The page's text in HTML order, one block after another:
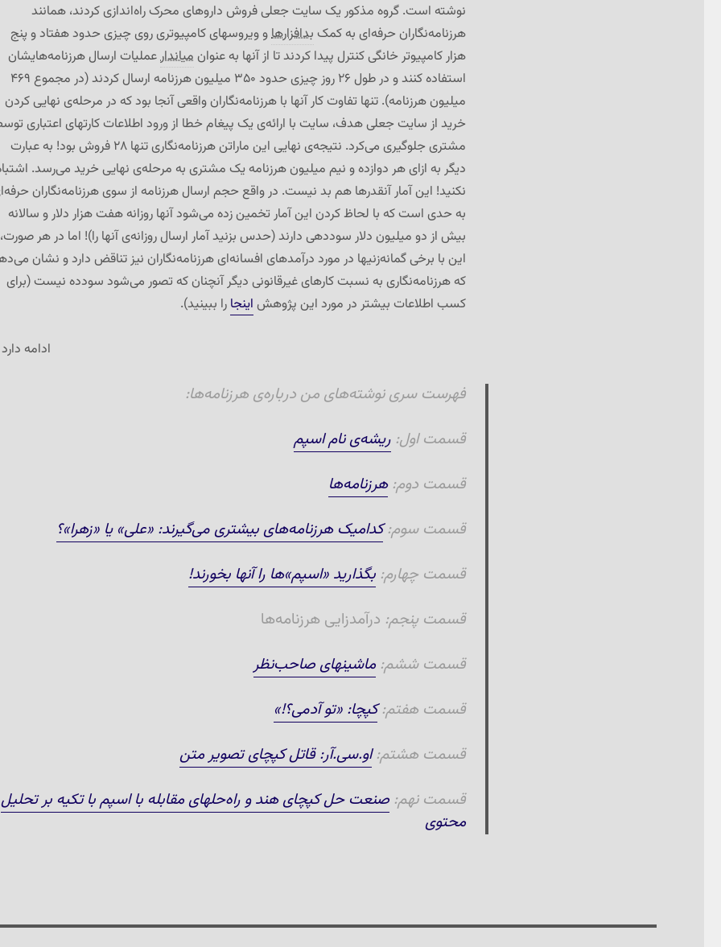
نوشته است. گروه مذکور یک سایت جعلی فروش داروهای محرک راه‌اندازی کردند، همانند
هرزنامه‌نگاران حرفه‌ای به کمک بدافزارهاو ویروسهای کامپیوتری روی چیزی حدود هفتاد و پنج
هزار کامپیوتر خانگی کنترل پیدا کردند تا از آنها به عنوان میاندارعملیات ارسال هرزنامه‌هایشان
استفاده کنند و در طول ۲۶ روز چیزی حدود ۳۵۰ میلیون هرزنامه ارسال کردند (در مجموع ۴۶۹
میلیون هرزنامه). تنها تفاوت کار آنها با هرزنامه‌نگاران واقعی آنجا بود که در مرحله‌ی نهایی کردن
خرید از سایت جعلی هدف، سایت با ارائه‌ی یک پیغام خطا از ورود اطلاعات کارتهای اعتباری
مشتری جلوگیری می‌کرد. نتیجه‌ی نهایی این ماراتن هرزنامه‌نگاری تنها ۲۸ فروش بود! به عبارت
دیگر به ازای هر دوازده و نیم میلیون هرزنامه یک مشتری به مرحله‌ی نهایی خرید می‌رسد.
نکنید! این آمار آنقدرها هم بد نیست. در واقع حجم ارسال هرزنامه از سوی هرزنامه‌نگاران
به حدی است که با لحاظ کردن این آمار تخمین زده می‌شود آنها روزانه هفت هزار دلار و سالانه
بیش از دو میلیون دلار سوددهی دارند (حدس بزنید آمار ارسال روزانه‌ی آنها را)! اما در هر صورت،
این با برخی گمانه‌زنیها در مورد درآمدهای افسانه‌ای هرزنامه‌نگاران نیز تناقض دارد و نشان
که هرزنامه‌نگاری به نسبت کارهای غیرقانونی دیگر آنچنان که تصور می‌شود سودده نیست (برای
کسب اطلاعات بیشتر در مورد این پژوهش اینجا را ببینید).
ادامه
فهرست سری نوشته‌های من درباره‌ی هرزنامه‌ها:
قسمت اول: ریشه‌ی نام اسپم
قسمت دوم:هرزنامه‌ها
قسمت سوم:کدامیک هرزنامه‌های بیشتری می‌گیرند: «علی» یا «زهرا»؟
قسمت چهارم: بگذارید «اسپم»ها را آنها بخورند!
قسمت پنجم: درآمدزایی هرزنامه‌ها
قسمت ششم: ماشینهای صاحب‌نظر
قسمت هفتم:کپچا: «تو آدمی؟!»
قسمت هشتم:او.سی.آر: قاتل کپچای تصویر متن
قسمت نهم: صنعت حل کپچای هند و راه‌حلهای مقابله با اسپم با تکیه بر تحلیل
محتوی